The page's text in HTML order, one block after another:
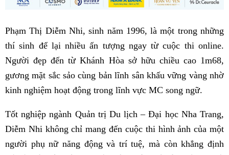
Phạm Thị Diễm Nhi, sinh năm 1996, là một trong những
thí sinh để lại nhiều ấn tượng ngay từ cuộc thi online.
Người đẹp đến từ Khánh Hòa sở hữu chiều cao 1m68,
gương mặt sắc sảo cùng bản lĩnh sân khấu vững vàng nhờ
kinh nghiệm hoạt động trong lĩnh vực MC song ngữ.
Tốt nghiệp ngành Quản trị Du lịch – Đại học Nha Trang,
Diễm Nhi không chỉ mang đến cuộc thi hình ảnh của một
người phụ nữ năng động và trí tuệ, mà còn khẳng định